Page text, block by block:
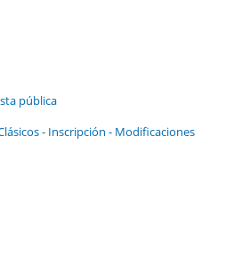
pública
- Inscripción - Modificaciones